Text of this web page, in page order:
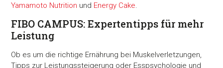
Yamamoto Nutrition und Energy Cake.
FIBO CAMPUS: Expertentipps für mehr
Leistung
Ob es um die richtige Ernährung bei Muskelverletzungen,
Tipps zur Leistungssteigerung oder Esspsychologie und